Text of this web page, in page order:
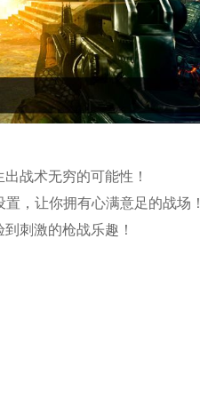
战术无穷的可能性！
，让你拥有心满意足的战场！
刺激的枪战乐趣！